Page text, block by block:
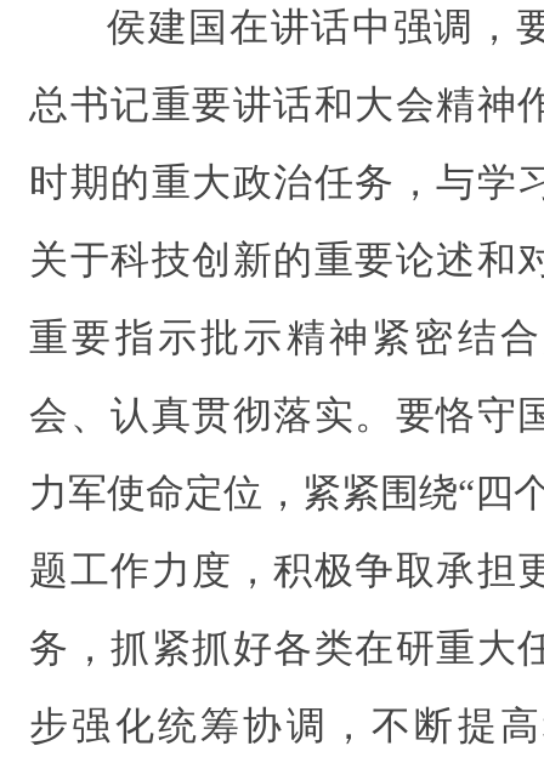
侯建国在讲话中强调，
总书记重要讲话和大会精神
时期的重大政治任务，与学
关于科技创新的重要论述和
重要指示批示精神紧密结
会、认真贯彻落实。要恪守
力军使命定位，紧紧围绕“四
题工作力度，积极争取承担
务，抓紧抓好各类在研重大
步强化统筹协调，不断提